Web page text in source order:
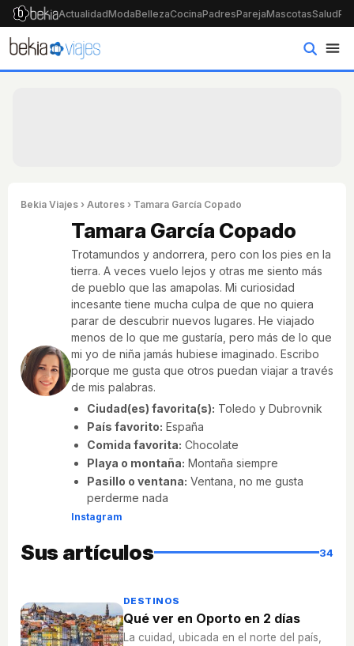
ActualidadModaBellezaCocinaPadresParejaMascotasSalud
Bekia Viajes › Autores › Tamara García Copado
Tamara García Copado
Trotamundos y andorrera, pero con los pies en la
tierra. A veces vuelo lejos y otras me siento más
de pueblo que las amapolas. Mi curiosidad
incesante tiene mucha culpa de que no quiera
parar de descubrir nuevos lugares. He viajado
menos de lo que me gustaría, pero más de lo que
mi yo de niña jamás hubiese imaginado. Escribo
porque me gusta que otros puedan viajar a través
de mis palabras.
Ciudad(es) favorita(s): Toledo y Dubrovnik
País favorito: España
Comida favorita: Chocolate
Playa o montaña: Montaña siempre
Pasillo o ventana: Ventana, no me gusta
perderme nada
Instagram
Sus artículos 34
DESTINOS
Qué ver en Oporto en 2 días
La cuidad, ubicada en el norte del país,